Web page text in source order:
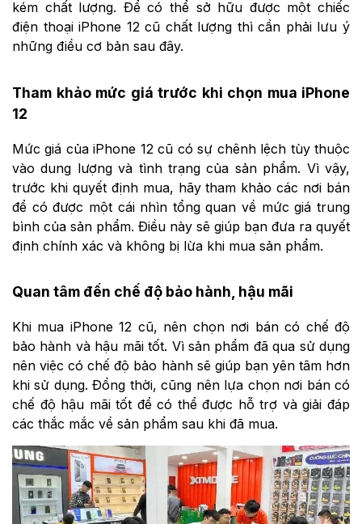
kém chất lượng. Để có thể sở hữu được một chiếc
điện thoại iPhone 12 cũ chất lượng thì cần phải lưu ý
những điều cơ bản sau đây.
Tham khảo mức giá trước khi chọn mua iPhone
12
Mức giá của iPhone 12 cũ có sự chênh lệch tùy thuộc
vào dung lượng và tình trạng của sản phẩm. Vì vậy,
trước khi quyết định mua, hãy tham khảo các nơi bán
để có được một cái nhìn tổng quan về mức giá trung
bình của sản phẩm. Điều này sẽ giúp bạn đưa ra quyết
định chính xác và không bị lừa khi mua sản phẩm.
Quan tâm đến chế độ bảo hành, hậu mãi
Khi mua iPhone 12 cũ, nên chọn nơi bán có chế độ
bảo hành và hậu mãi tốt. Vì sản phẩm đã qua sử dụng
nên việc có chế độ bảo hành sẽ giúp bạn yên tâm hơn
khi sử dụng. Đồng thời, cũng nên lựa chọn nơi bán có
chế độ hậu mãi tốt để có thể được hỗ trợ và giải đáp
các thắc mắc về sản phẩm sau khi đã mua.